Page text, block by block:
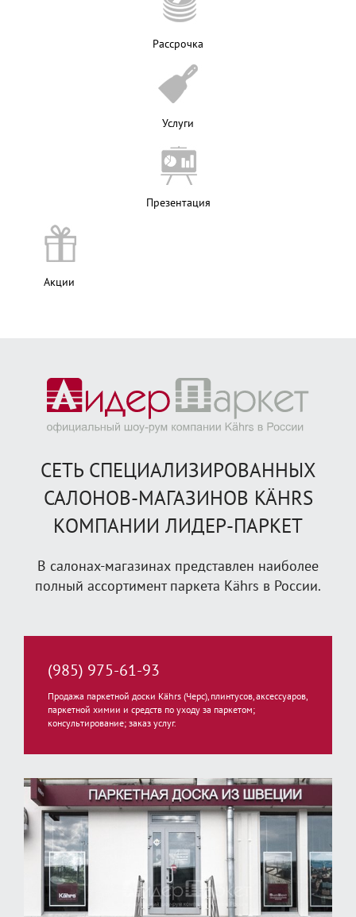
Рассрочка
Услуги
Презентация
Акции
СЕТЬ СПЕЦИАЛИЗИРОВАННЫХ
САЛОНОВ-МАГАЗИНОВ KÄHRS
КОМПАНИИ ЛИДЕР-ПАРКЕТ
В салонах-магазинах представлен наиболее
полный ассортимент паркета Kährs в России.
(985) 975-61-93
Продажа паркетной доски Kährs (Черс), плинтусов, аксессуаров,
паркетной химии и средств по уходу за паркетом;
консультирование; заказ услуг.